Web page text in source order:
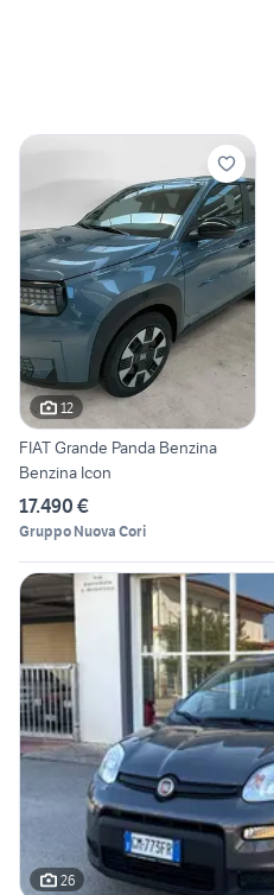
12
FIAT Grande Panda Benzina
Benzina Icon
17.490 €
Gruppo Nuova Cori
26